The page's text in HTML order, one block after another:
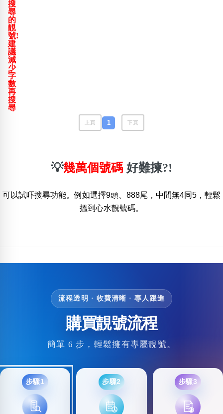
搜
尋
的
靚
號!
建
議
減
少
字
數
再
搜
尋
上頁 1 下頁
💡幾萬個號碼 好難揀?!
可以試吓搜尋功能。例如選擇9頭、888尾，中間無4同5，輕鬆
搵到心水靚號碼。
流程透明 · 收費清晰 · 專人跟進
購買靚號流程
簡單 6 步，輕鬆擁有專屬靚號。
步驟1 步驟2 步驟3